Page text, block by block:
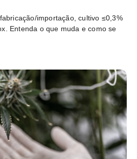
importação, cultivo ≤0,3%
Entenda o que muda e como se